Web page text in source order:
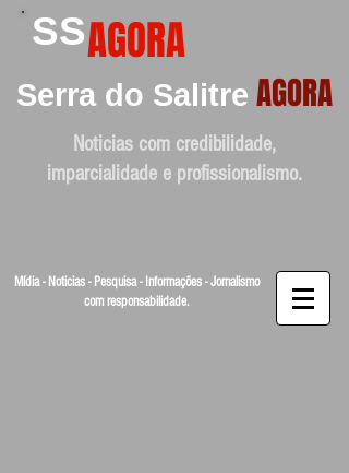
SSAGORA
Serra do Salitre AGORA
Noticias com credibilidade,
imparcialidade e profissionalismo.
Mídia - Noticias - Pesquisa - Informações - Jornalismo
com responsabilidade.